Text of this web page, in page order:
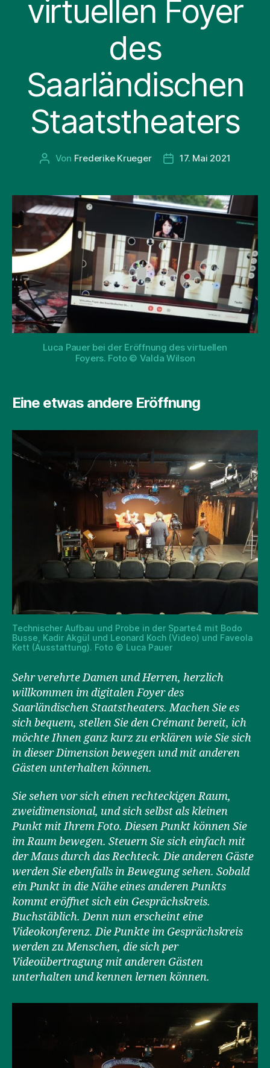
virtuellen Foyer
des
Saarländischen
Staatstheaters
Beitragsautor
Von Frederike Krueger Beitragsdatum
17. Mai 2021
Luca Pauer bei der Eröffnung des virtuellen
Foyers. Foto © Valda Wilson
Eine etwas andere Eröffnung
Technischer Aufbau und Probe in der Sparte4 mit Bodo
Busse, Kadir Akgül und Leonard Koch (Video) und Faveola
Kett (Ausstattung). Foto © Luca Pauer
Sehr verehrte Damen und Herren, herzlich
willkommen im digitalen Foyer des
Saarländischen Staatstheaters. Machen Sie es
sich bequem, stellen Sie den Crémant bereit, ich
möchte Ihnen ganz kurz zu erklären wie Sie sich
in dieser Dimension bewegen und mit anderen
Gästen unterhalten können.
Sie sehen vor sich einen rechteckigen Raum,
zweidimensional, und sich selbst als kleinen
Punkt mit Ihrem Foto. Diesen Punkt können Sie
im Raum bewegen. Steuern Sie sich einfach mit
der Maus durch das Rechteck. Die anderen Gäste
werden Sie ebenfalls in Bewegung sehen. Sobald
ein Punkt in die Nähe eines anderen Punkts
kommt eröffnet sich ein Gesprächskreis.
Buchstäblich. Denn nun erscheint eine
Videokonferenz. Die Punkte im Gesprächskreis
werden zu Menschen, die sich per
Videoübertragung mit anderen Gästen
unterhalten und kennen lernen können.